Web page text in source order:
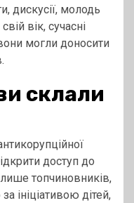
дискусії, молодь
вік, сучасні
могли доносити
склали
доступ до
топчиновників,
ініціативою дітей,